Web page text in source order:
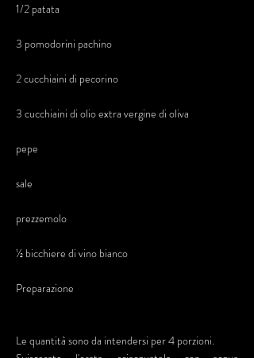
1/2 patata
3 pomodorini pachino
2 cucchiaini di pecorino
3 cucchiaini di olio extra vergine di oliva
pepe
sale
prezzemolo
½ bicchiere di vino bianco
Preparazione
Le quantità sono da intendersi per 4 porzioni.